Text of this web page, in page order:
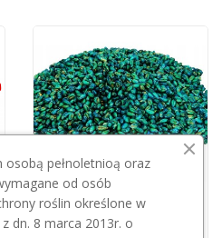
Przepraszamy, ten produkt
jest niedostępny.
pełnoletnioą oraz
od osób
roślin określone w
dn. 8 marca 2013r. o